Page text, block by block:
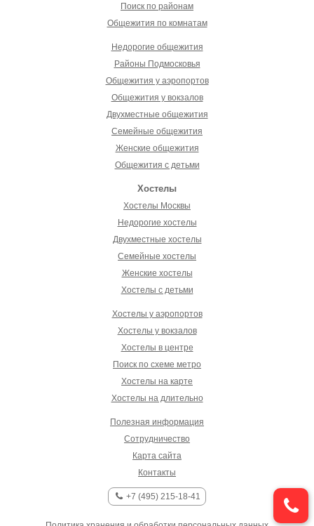
Поиск по районам
Общежития по комнатам
Недорогие общежития
Районы Подмосковья
Общежития у аэропортов
Общежития у вокзалов
Двухместные общежития
Семейные общежития
Женские общежития
Общежития с детьми
Хостелы
Хостелы Москвы
Недорогие хостелы
Двухместные хостелы
Семейные хостелы
Женские хостелы
Хостелы с детьми
Хостелы у аэропортов
Хостелы у вокзалов
Хостелы в центре
Поиск по схеме метро
Хостелы на карте
Хостелы на длительно
Полезная информация
Сотрудничество
Карта сайта
Контакты
+7 (495) 215-18-41